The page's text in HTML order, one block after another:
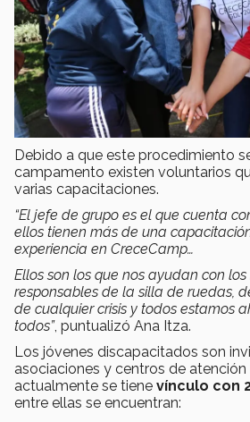
Debido a que este procedimiento
campamento existen voluntarios
varias capacitaciones.
“El jefe de grupo es el que cuenta
ellos tienen más de una
experiencia en CreceCamp…
Ellos son los que nos ayudan con los
responsables de la silla de ruedas,
de cualquier crisis y todos estamos
todos”, puntualizó Ana Itza.
Los jóvenes discapacitados son
asociaciones y centros de atención
actualmente se tiene vínculo con
entre ellas se encuentran: